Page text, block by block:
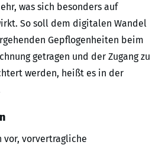
was sich besonders auf
So soll dem digitalen Wandel
Gepflogenheiten beim
getragen und der Zugang zu
werden, heißt es in der
vor, vorvertragliche